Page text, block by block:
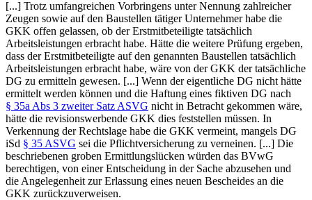
[...] Trotz umfangreichen Vorbringens unter Nennung zahlreicher
Zeugen sowie auf den Baustellen tätiger Unternehmer habe die
GKK offen gelassen, ob der Erstmitbeteiligte tatsächlich
Arbeitsleistungen erbracht habe. Hätte die weitere Prüfung ergeben,
dass der Erstmitbeteiligte auf den genannten Baustellen tatsächlich
Arbeitsleistungen erbracht habe, wäre von der GKK der tatsächliche
DG zu ermitteln gewesen. [...] Wenn der eigentliche DG nicht hätte
ermittelt werden können und die Haftung eines fiktiven DG nach
§ 35a Abs 3 zweiter Satz ASVG nicht in Betracht gekommen wäre,
hätte die revisionswerbende GKK dies feststellen müssen. In
Verkennung der Rechtslage habe die GKK vermeint, mangels DG
iSd § 35 ASVG sei die Pflichtversicherung zu verneinen. [...] Die
beschriebenen groben Ermittlungslücken würden das BVwG
berechtigen, von einer Entscheidung in der Sache abzusehen und
die Angelegenheit zur Erlassung eines neuen Bescheides an die
GKK zurückzuverweisen.